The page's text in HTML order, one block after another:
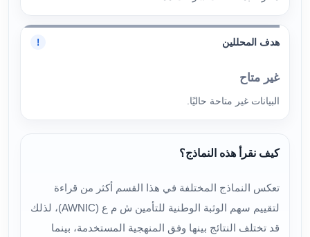
هدف المحللين !
غير متاح
البيانات غير متاحة حاليًا.
كيف نقرأ هذه النماذج؟
تعكس النماذج المختلفة في هذا القسم أكثر من قراءة
لتقييم سهم الوثبة الوطنية للتأمين ش م ع (AWNIC)، لذلك
قد تختلف النتائج بينها وفق المنهجية المستخدمة، بينما